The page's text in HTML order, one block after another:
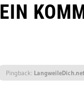
EIN
Pingback: